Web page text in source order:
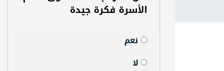
الأسرة فكرة جيدة
نعم
لا